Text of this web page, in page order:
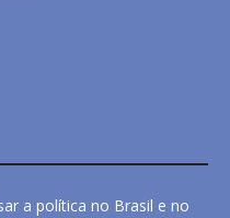
a política no Brasil e no